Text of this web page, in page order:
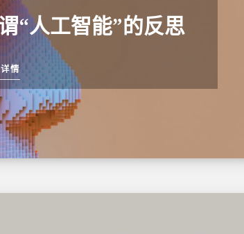
“人工智能”的反思
情